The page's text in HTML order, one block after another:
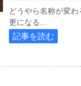
どうやら名称が変
更になる...
記事を読む